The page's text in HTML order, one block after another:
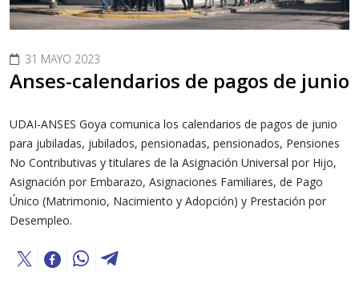
31 MAYO 2023
Anses-calendarios de pagos de junio
UDAI-ANSES Goya comunica los calendarios de pagos de junio
para jubiladas, jubilados, pensionadas, pensionados, Pensiones
No Contributivas y titulares de la Asignación Universal por Hijo,
Asignación por Embarazo, Asignaciones Familiares, de Pago
Único (Matrimonio, Nacimiento y Adopción) y Prestación por
Desempleo.